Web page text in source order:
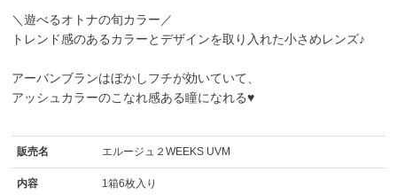
＼遊べるオトナの旬カラー／
トレンド感のあるカラーとデザインを取り入れた小さめレンズ♪
アーバンブランはぼかしフチが効いていて、
アッシュカラーのこなれ感ある瞳になれる♥
販売名 エルージュ２WEEKS UVM
内容 1箱6枚入り